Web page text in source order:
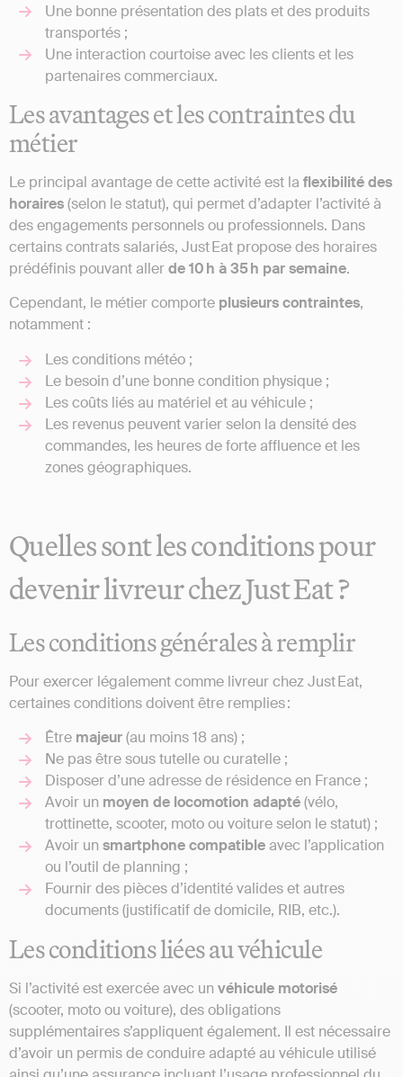
Une bonne présentation des plats et des produits
transportés ;
Une interaction courtoise avec les clients et les
partenaires commerciaux.
Les avantages et les contraintes du
métier
Le principal avantage de cette activité est la flexibilité des
horaires(selon le statut), qui permet d’adapter l’activité à
des engagements personnels ou professionnels. Dans
certains contrats salariés, Just Eat propose des horaires
prédéfinis pouvant allerde 10 h à 35 h par semaine.
Cependant, le métier comporte plusieurs contraintes,
notamment :
Les conditions météo ;
Le besoin d’une bonne condition physique ;
Les coûts liés au matériel et au véhicule ;
Les revenus peuvent varier selon la densité des
commandes, les heures de forte affluence et les
zones géographiques.
Quelles sont les conditions pour
devenir livreur chez Just Eat ?
Les conditions générales à remplir
Pour exercer légalement comme livreur chez Just Eat,
certaines conditions doivent être remplies :
Être majeur(au moins 18 ans) ;
Ne pas être sous tutelle ou curatelle ;
Disposer d’une adresse de résidence en France ;
Avoir un moyen de locomotion adapté(vélo,
trottinette, scooter, moto ou voiture selon le statut) ;
Avoir un smartphone compatibleavec l’application
ou l’outil de planning ;
Fournir des pièces d’identité valides et autres
documents (justificatif de domicile, RIB, etc.).
Les conditions liées au véhicule
Si l’activité est exercée avec un véhicule motorisé
(scooter, moto ou voiture), des obligations
supplémentaires s’appliquent également. Il est nécessaire
d’avoir un permis de conduire adapté au véhicule utilisé